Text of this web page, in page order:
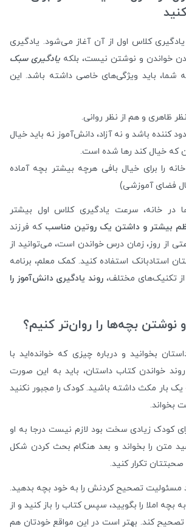
کلاس اول از آن آغاز می‌شود. یادگیری
خواندن و نوشتن نیست، بلکه یادگیری سبک
باید ویژگی‌های خاصی داشته باشد. این
ظاهری و هم از نظر روانی.
کننده باشد و نه آزاد، دانش‌آموز نه باید خیال
که خیال کند رها شده است.
را برای خیال بافی هرچه بیشتر بچه آماده
فضای آموزشی)
در خانه، سرعت یادگیری کلاس اول بیشتر
بیشتر و داشتن یک روتین مناسب که فرزند
از روز، زمان درس خواندن است، می‌توانید از
استادبانک استفاده کنید. کمک معلم، برنامه
از تکنیک‌های مختلف، روند یادگیری دانش‌آموز را
نوشتن بچه‌ها را روان‌تر کنیم؟
بخوانید و درباره چیزی که خوانده‌اید با
خواندن کتاب داستان، باید به این صورت
بار مکث داشته باشید. کودک را مجبور نکنید
بخواند.
کودک زیادی سخت بود لازم نیست درجا به او
متن را بخواند و بعد هنگام بحث کردن شکل
تکرار کنید.
مسئولیت تصحیح کردنش را به خود بچه بدهید.
بچه املا را بگویید، سپس کتاب را باز کنید و از
تصحیح کند. بهتر است در این مواقع خودتان هم